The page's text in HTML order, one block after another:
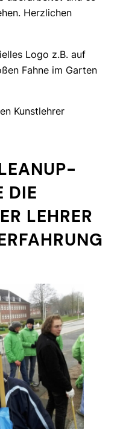
Herzlichen
Logo z.B. auf
Fahne im Garten
Kunstlehrer
DIE
LEHRER